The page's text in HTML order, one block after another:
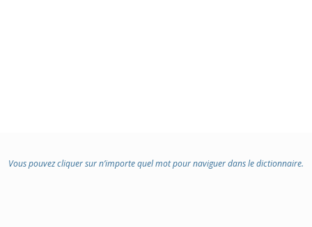
Vous pouvez cliquer sur n’importe quel mot pour naviguer dans le dictionnaire.